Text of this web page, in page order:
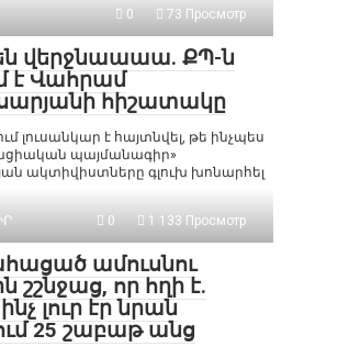
0 73 Просмотр
վերջնաաաա. ՔՊ-ն
է Վահրամ
հիշատակը
լուսանկար է հայտնվել, թե ինչպես
պայմանագիր»
ակտիվիստները գլուխ խոնարհել
0 1 133 Просмотр
ամուսնու
շշնջաց, որ հղի է.
լուր էր նրան
25 շաբաթ անց